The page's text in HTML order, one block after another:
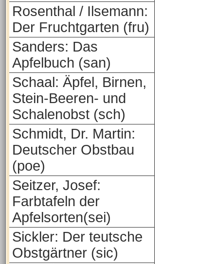
Rosenthal / Ilsemann:
Der Fruchtgarten (fru)
Sanders: Das
Apfelbuch (san)
Schaal: Äpfel, Birnen,
Stein-Beeren- und
Schalenobst (sch)
Schmidt, Dr. Martin:
Deutscher Obstbau
(poe)
Seitzer, Josef:
Farbtafeln der
Apfelsorten(sei)
Sickler: Der teutsche
Obstgärtner (sic)